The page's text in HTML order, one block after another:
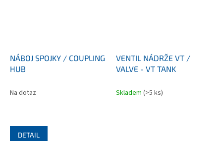
NÁBOJ SPOJKY / COUPLING
HUB
Na dotaz
DETAIL
VENTIL NÁDRŽE VT /
VALVE - VT TANK
Skladem (>5 ks)